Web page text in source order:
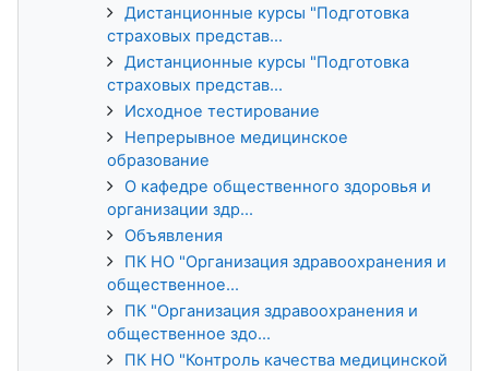
Дистанционные курсы "Подготовка
страховых представ...
Дистанционные курсы "Подготовка
страховых представ...
Исходное тестирование
Непрерывное медицинское
образование
О кафедре общественного здоровья и
организации здр...
Объявления
ПК НО "Организация здравоохранения и
общественное...
ПК "Организация здравоохранения и
общественное здо...
ПК НО "Контроль качества медицинской